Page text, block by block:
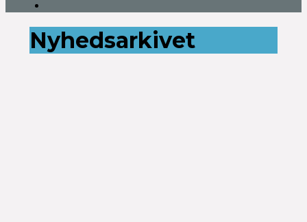
Nyhedsarkivet